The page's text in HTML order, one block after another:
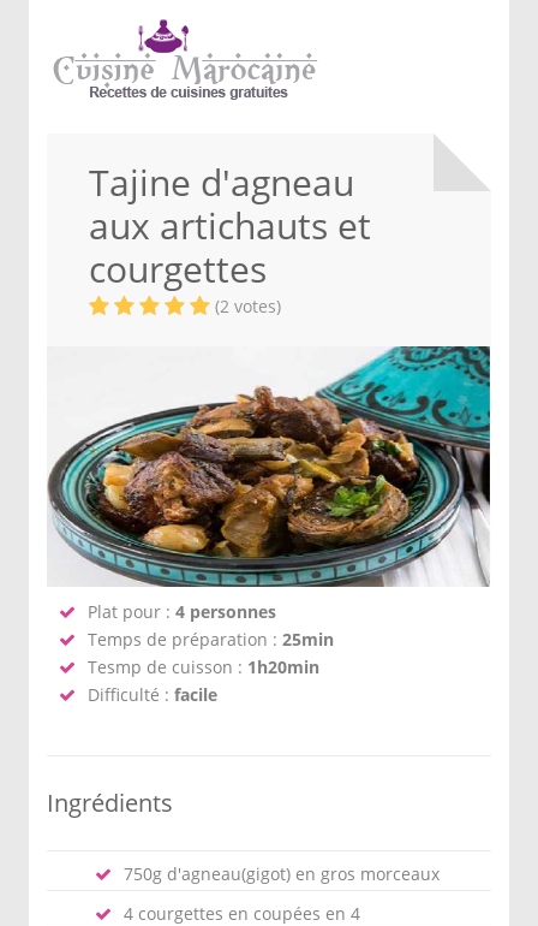
Tajine d'agneau
aux artichauts et
courgettes
(2 votes)
Plat pour : 4 personnes
Temps de préparation : 25min
Tesmp de cuisson : 1h20min
Difficulté : facile
Ingrédients
750g d'agneau(gigot) en gros morceaux
4 courgettes en coupées en 4